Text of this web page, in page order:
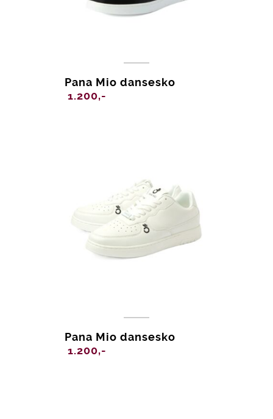
Pana Mio dansesko
1.200,-
Pana Mio dansesko
1.200,-